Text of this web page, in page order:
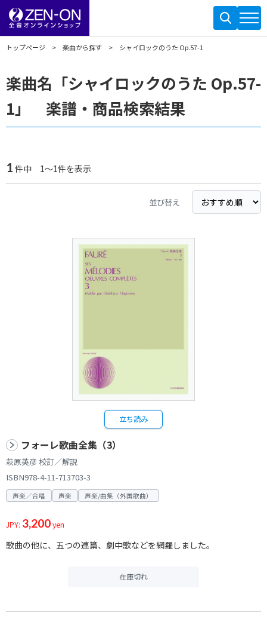
トップページ 楽曲から探す シャイロックのうた Op.57-1
楽曲名「シャイロックのうた Op.57-
1」 楽譜・商品検索結果
1 件中 1～1件を表示
並び替え
立ち読み
フォーレ歌曲全集（3）
萩原英彦 校訂／解説
ISBN978-4-11-713703-3
声楽／合唱 声楽 声楽/曲集（外国歌曲）
JPY: 3,200yen
歌曲の他に、五つの連篇、劇中歌などを網羅しました。
在庫切れ